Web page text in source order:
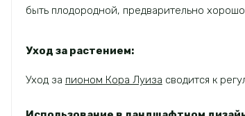
быть плодородной, предварительно
Уход за растением:
Уход за пионом Кора Луиза сводится к